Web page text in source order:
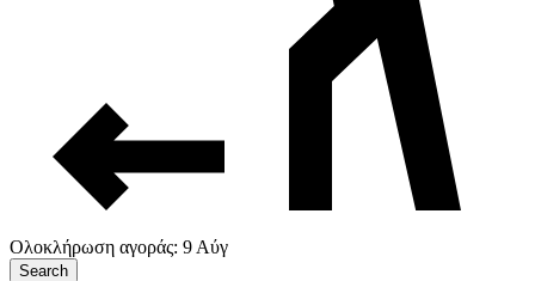
Ολοκλήρωση αγοράς: 9 Αύγ
Search